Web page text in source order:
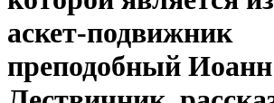
аскет-подвижник
преподобный Иоанн